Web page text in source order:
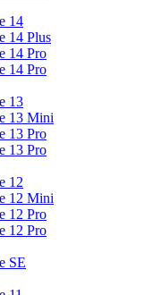
14
14 Plus
14 Pro
14 Pro
13
13 Mini
13 Pro
13 Pro
12
12 Mini
12 Pro
12 Pro
SE